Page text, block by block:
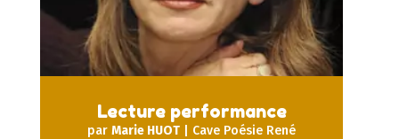
Lecture performance
parMarie HUOT
Cave Poésie René